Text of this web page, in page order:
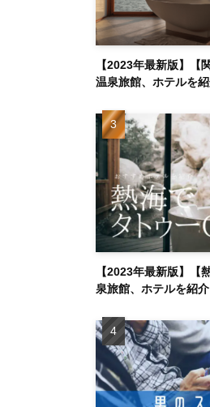
【2023年最新版】【
温泉旅館、ホテルを紹
【2023年最新版】【
泉旅館、ホテルを紹介